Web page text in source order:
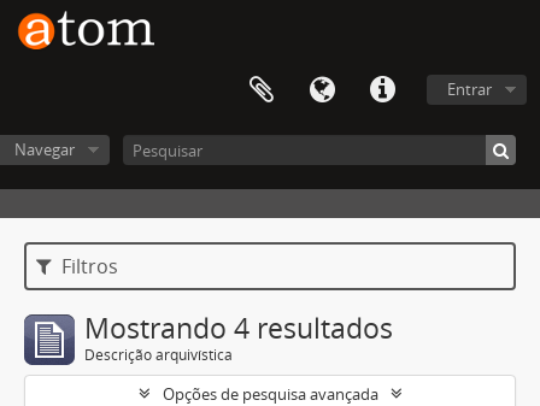
Entrar
Navegar
Filtros
Mostrando 4 resultados
Descrição arquivística
Opções de pesquisa avançada